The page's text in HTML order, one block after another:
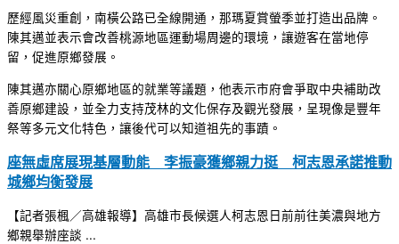
歷經風災重創，南橫公路已全線開通，那瑪夏賞螢季並打造出品牌。
陳其邁並表示會改善桃源地區運動場周邊的環境，讓遊客在當地停
留，促進原鄉發展。
陳其邁亦關心原鄉地區的就業等議題，他表示市府會爭取中央補助改
善原鄉建設，並全力支持茂林的文化保存及觀光發展，呈現像是豐年
祭等多元文化特色，讓後代可以知道祖先的事蹟。
座無虛席展現基層動能 李振豪獲鄉親力挺 柯志恩承諾推動
城鄉均衡發展
【記者張楓／高雄報導】高雄市長候選人柯志恩日前前往美濃與地方
鄉親舉辦座談 ...